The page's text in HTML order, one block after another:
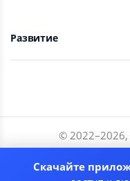
Развитие
© 2022–2026,
Разработчики
Скачайте